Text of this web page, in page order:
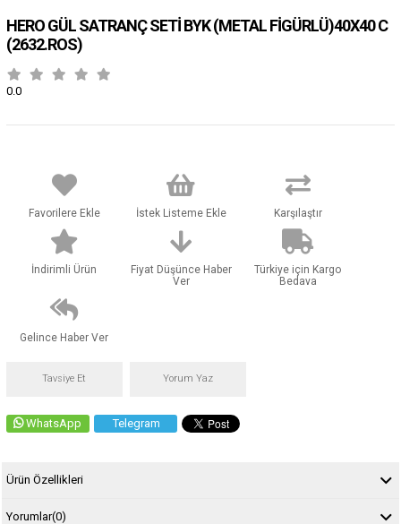
HERO GÜL SATRANÇ SETİ BYK (METAL FİGÜRLÜ)40X40 C
(2632.ROS)
0.0
Favorilere Ekle İstek Listeme Ekle Karşılaştır
İndirimli Ürün
Fiyat Düşünce Haber
Ver
Türkiye için Kargo
Bedava
Gelince Haber Ver
Tavsiye Et Yorum Yaz
WhatsApp Telegram
Ürün Özellikleri
Yorumlar(0)